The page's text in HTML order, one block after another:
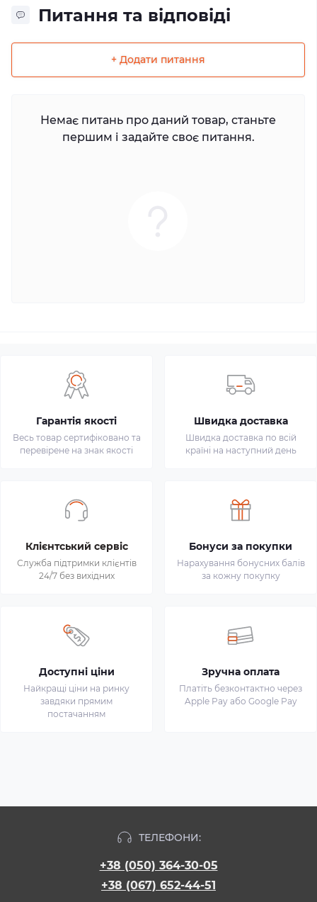
Питання та відповіді
+ Додати питання
Немає питань про даний товар, станьте
першим і задайте своє питання.
Гарантія якості
Весь товар сертифіковано та
перевірене на знак якості
Швидка доставка
Швидка доставка по всій
країні на наступний день
Клієнтський сервіс
Служба підтримки клієнтів
24/7 без вихідних
Бонуси за покупки
Нарахування бонусних балів
за кожну покупку
Доступні ціни
Найкращі ціни на ринку
завдяки прямим
постачанням
Зручна оплата
Платіть безконтактно через
Apple Pay або Google Pay
ТЕЛЕФОНИ:
+38 (050) 364-30-05
+38 (067) 652-44-51